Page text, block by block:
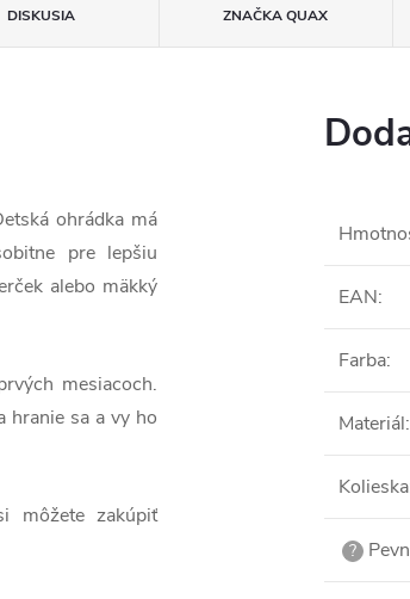
DISKUSIA ZNAČKAQUAX
ohrádka má
pre lepšiu
alebo mäkký
mesiacoch.
hranie sa a vy ho
môžete zakúpiť
EAN:
Farba:
Materiál:
Kolieska
?